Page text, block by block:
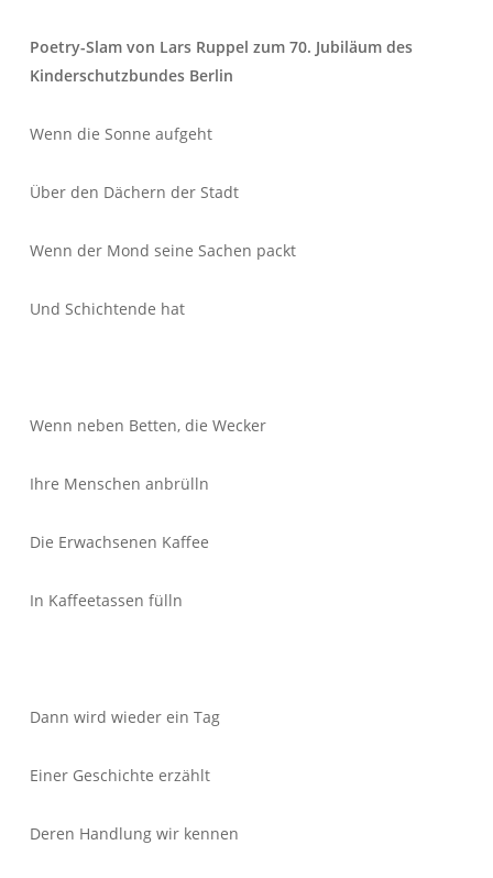
Poetry-Slam von Lars Ruppel zum 70. Jubiläum des
Kinderschutzbundes Berlin
Wenn die Sonne aufgeht
Über den Dächern der Stadt
Wenn der Mond seine Sachen packt
Und Schichtende hat
Wenn neben Betten, die Wecker
Ihre Menschen anbrülln
Die Erwachsenen Kaffee
In Kaffeetassen fülln
Dann wird wieder ein Tag
Einer Geschichte erzählt
Deren Handlung wir kennen